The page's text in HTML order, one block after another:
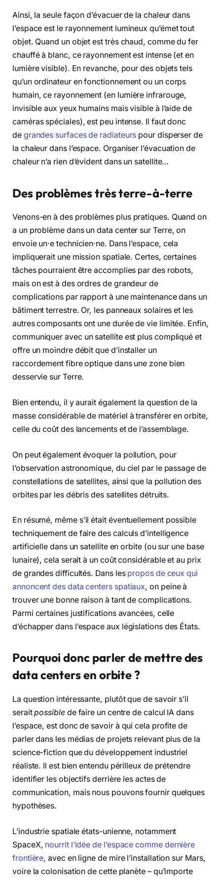
Ainsi, la seule façon d’évacuer de la chaleur dans
l’espace est le rayonnement lumineux qu’émet tout
objet. Quand un objet est très chaud, comme du fer
chauffé à blanc, ce rayonnement est intense (et en
lumière visible). En revanche, pour des objets tels
qu’un ordinateur en fonctionnement ou un corps
humain, ce rayonnement (en lumière infrarouge,
invisible aux yeux humains mais visible à l’aide de
caméras spéciales), est peu intense. Il faut donc
de grandes surfaces de radiateurs pour disperser de
la chaleur dans l’espace. Organiser l’évacuation de
chaleur n’a rien d’évident dans un satellite…
Des problèmes très terre-à-terre
Venons-en à des problèmes plus pratiques. Quand on
a un problème dans un data center sur Terre, on
envoie un·e technicien·ne. Dans l’espace, cela
impliquerait une mission spatiale. Certes, certaines
tâches pourraient être accomplies par des robots,
mais on est à des ordres de grandeur de
complications par rapport à une maintenance dans un
bâtiment terrestre. Or, les panneaux solaires et les
autres composants ont une durée de vie limitée. Enfin,
communiquer avec un satellite est plus compliqué et
offre un moindre débit que d’installer un
raccordement fibre optique dans une zone bien
desservie sur Terre.
Bien entendu, il y aurait également la question de la
masse considérable de matériel à transférer en orbite,
celle du coût des lancements et de l’assemblage.
On peut également évoquer la pollution, pour
l’observation astronomique, du ciel par le passage de
constellations de satellites, ainsi que la pollution des
orbites par les débris des satellites détruits.
En résumé, même s’il était éventuellement possible
techniquement de faire des calculs d’intelligence
artificielle dans un satellite en orbite (ou sur une base
lunaire), cela serait à un coût considérable et au prix
de grandes difficultés. Dans les propos de ceux qui
annoncent des data centers spatiaux, on peine à
trouver une bonne raison à tant de complications.
Parmi certaines justifications avancées, celle
d’échapper dans l’espace aux législations des États.
Pourquoi donc parler de mettre des
data centers en orbite ?
La question intéressante, plutôt que de savoir s’il
seraitpossiblede faire un centre de calcul IA dans
l’espace, est donc de savoir à qui cela profite de
parler dans les médias de projets relevant plus de la
science-fiction que du développement industriel
réaliste. Il est bien entendu périlleux de prétendre
identifier les objectifs derrière les actes de
communication, mais nous pouvons fournir quelques
hypothèses.
L’industrie spatiale états-unienne, notamment
SpaceX, nourrit l’idée de l’espace comme dernière
frontière, avec en ligne de mire l’installation sur Mars,
voire la colonisation de cette planète – qu’importe